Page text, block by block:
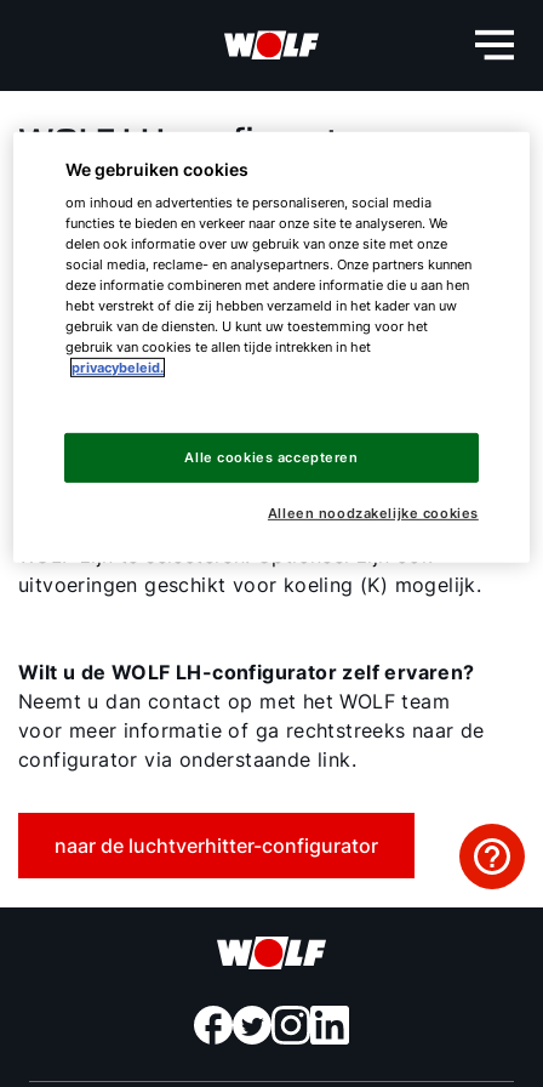
WOLF LH-configurator
WOLF heeft een online configurator
ontwikkeld, waarmee op elk moment van de
dag snel en eenvoudig een luchtverhitter
kan worden geselecteerd.
Na selectie van de toebehoren ziet u een
technische specificaties, zoals luchthoeveelheid
en verwarmingscapaciteit bij iedere
De diverse luchtverhitters uit het assortiment van
WOLF zijn te selecteren. Optioneel zijn ook
uitvoeringen geschikt voor koeling (K) mogelijk.
Wilt u de WOLF LH-configurator zelf ervaren?
Neemt u dan contact op met het WOLF team
voor meer informatie of ga rechtstreeks naar de
configurator via onderstaande link.
naar de luchtverhitter-configurator
Hallo!
Contactformulier
Adresgegevens
Downloads
Service App
We gebruiken cookies
om inhoud en advertenties te personaliseren, social media
functies te bieden en verkeer naar onze site te analyseren. We
delen ook informatie over uw gebruik van onze site met onze
social media, reclame- en analysepartners. Onze partners kunnen
deze informatie combineren met andere informatie die u aan hen
hebt verstrekt of die zij hebben verzameld in het kader van uw
gebruik van de diensten. U kunt uw toestemming voor het
gebruik van cookies te allen tijde intrekken in het
privacybeleid.
Alleen noodzakelijke cookies
Alle cookies accepteren